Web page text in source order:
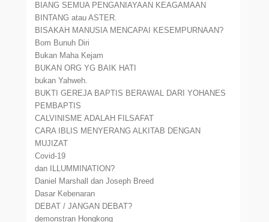
BIANG SEMUA PENGANIAYAAN KEAGAMAAN
BINTANG atau ASTER.
BISAKAH MANUSIA MENCAPAI KESEMPURNAAN?
Bom Bunuh Diri
Bukan Maha Kejam
BUKAN ORG YG BAIK HATI
bukan Yahweh.
BUKTI GEREJA BAPTIS BERAWAL DARI YOHANES
PEMBAPTIS
CALVINISME ADALAH FILSAFAT
CARA IBLIS MENYERANG ALKITAB DENGAN
MUJIZAT
Covid-19
dan ILLUMMINATION?
Daniel Marshall dan Joseph Breed
Dasar Kebenaran
DEBAT / JANGAN DEBAT?
demonstran Hongkong